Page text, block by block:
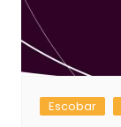
Escobar